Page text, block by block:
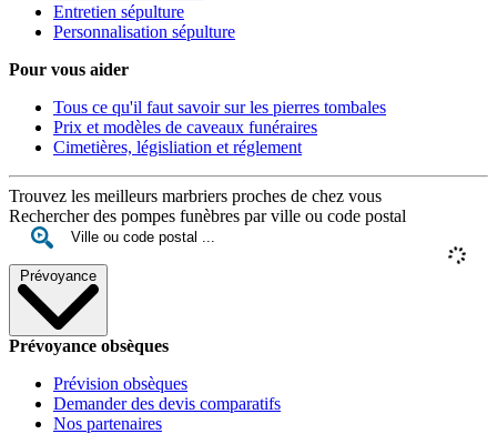
Entretien sépulture
Personnalisation sépulture
Pour vous aider
Tous ce qu'il faut savoir sur les pierres tombales
Prix et modèles de caveaux funéraires
Cimetières, législiation et réglement
Trouvez les meilleurs marbriers proches de chez vous
Rechercher des pompes funèbres par ville ou code postal
Prévoyance
Prévoyance obsèques
Prévision obsèques
Demander des devis comparatifs
Nos partenaires